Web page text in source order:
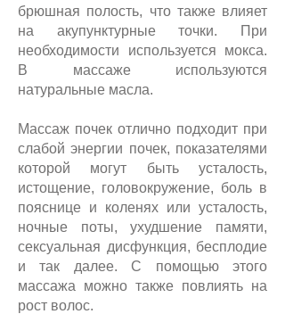
брюшная полость, что также влияет
на акупунктурные точки. При
необходимости используется мокса.
В массаже используются
натуральные масла.
Массаж почек отлично подходит при
слабой энергии почек, показателями
которой могут быть усталость,
истощение, головокружение, боль в
пояснице и коленях или усталость,
ночные поты, ухудшение памяти,
сексуальная дисфункция, бесплодие
и так далее. С помощью этого
массажа можно также повлиять на
рост волос.